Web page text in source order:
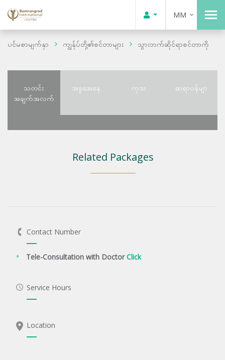
MM
ပင်မစာမျက်နှာ ကျွန်ုပ်တို့၏စင်တာများ သွားဘက်ဆိုင်ရာစင်တာကို
သတင်း
အချက်အလက်
အခွအေနေ ကုသ ဆရာဝန်မျာ
Related Packages
Contact Number
Tele-Consultation with DoctorClick
Service Hours
Location